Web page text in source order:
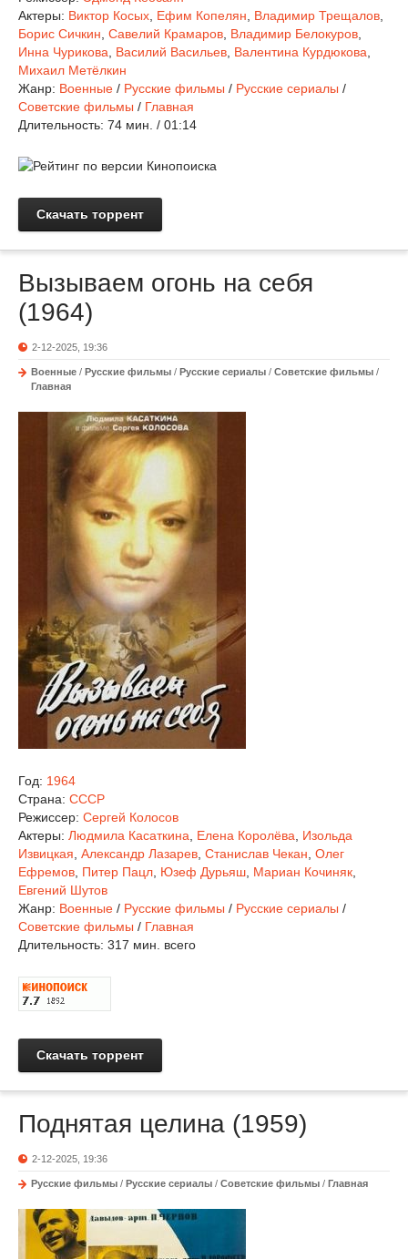
Актеры: Виктор Косых Ефим Копелян Владимир Трещалов
Борис Сичкин Савелий Крамаров Владимир Белокуров
Инна Чурикова
Василий Васильев Валентина Курдюкова
Михаил Метёлкин
Жанр: Военные / Русские фильмы / Русские сериалы /
Советские фильмы / Главная
Длительность: 74 мин. / 01:14
Скачать торрент
Вызываем огонь на себя
(1964)
2-12-2025, 19:36
Военные / Русские фильмы / Русские сериалы / Советские фильмы /
Главная
Год: 1964
Страна: СССР
Режиссер: Сергей Колосов
Актеры: Людмила Касаткина Елена Королёва
Изольда
Извицкая Александр Лазарев Станислав Чекан Олег
Ефремов Питер Пацл Юзеф Дурьяш Мариан Кочиняк
Евгений Шутов
Жанр: Военные / Русские фильмы / Русские сериалы /
Советские фильмы / Главная
Длительность: 317 мин. всего
Скачать торрент
Поднятая целина (1959)
2-12-2025, 19:36
Русские фильмы / Русские сериалы / Советские фильмы / Главная